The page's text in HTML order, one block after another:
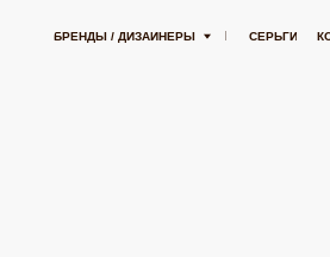
КОЛЬЦА
СЕРЬГИ
БРЕНДЫ / ДИЗАЙНЕРЫ